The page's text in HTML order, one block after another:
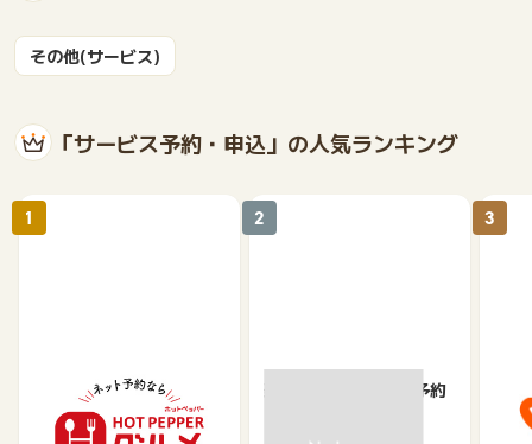
その他(サービス)
「サービス予約・申込」の人気ランキング
【ホットペッパーグル
メ】レストラン予約
1
楽天ぐるなびネット予約
2 3